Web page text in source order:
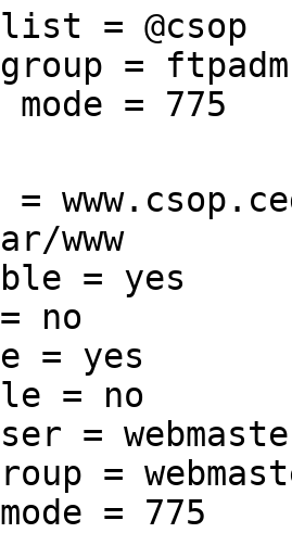
= @csop
= ftpadm
= 775
=
www
= yes
no
= yes
= no
=
=
= 775